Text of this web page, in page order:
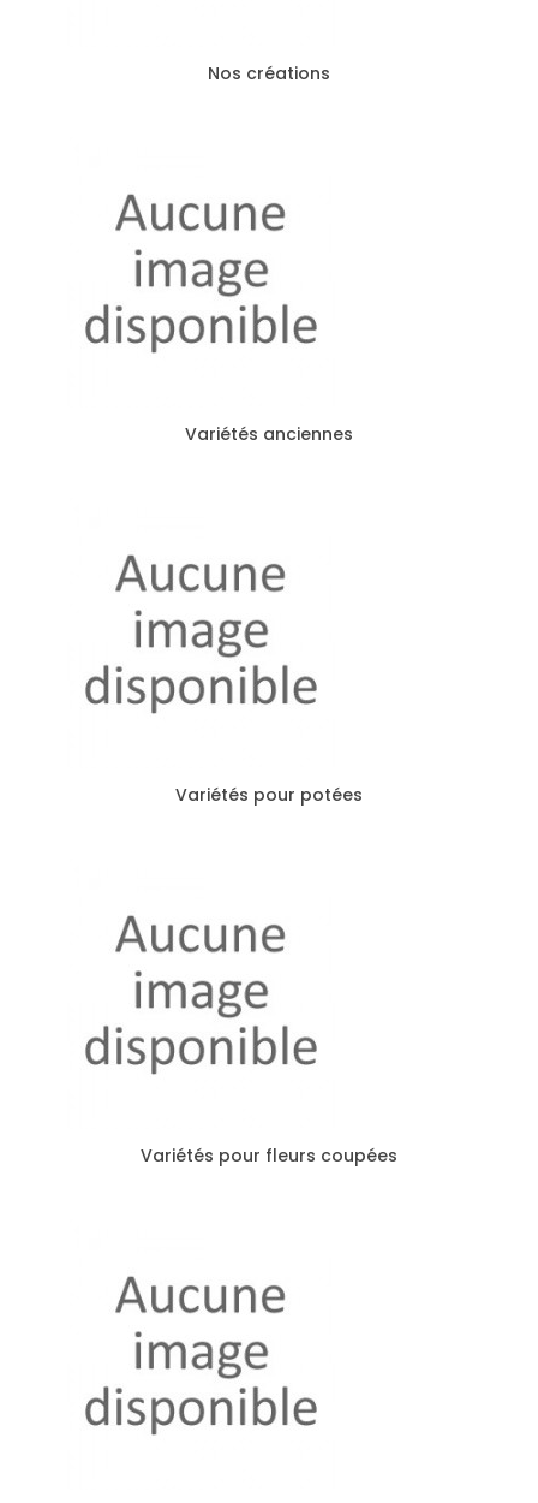
Nos créations
Variétés anciennes
Variétés pour potées
Variétés pour fleurs coupées